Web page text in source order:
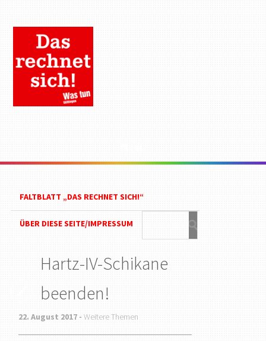
FALTBLATT „DAS RECHNET SICH!“
ÜBER DIESE SEITE/IMPRESSUM
Hartz-IV-Schikane
beenden!
22. August 2017 - Weitere Themen